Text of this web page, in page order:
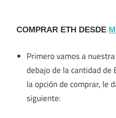
COMPRAR ETH DESDE
Primero vamos a
debajo de la cantidad de
la opción de comprar, le
siguiente: